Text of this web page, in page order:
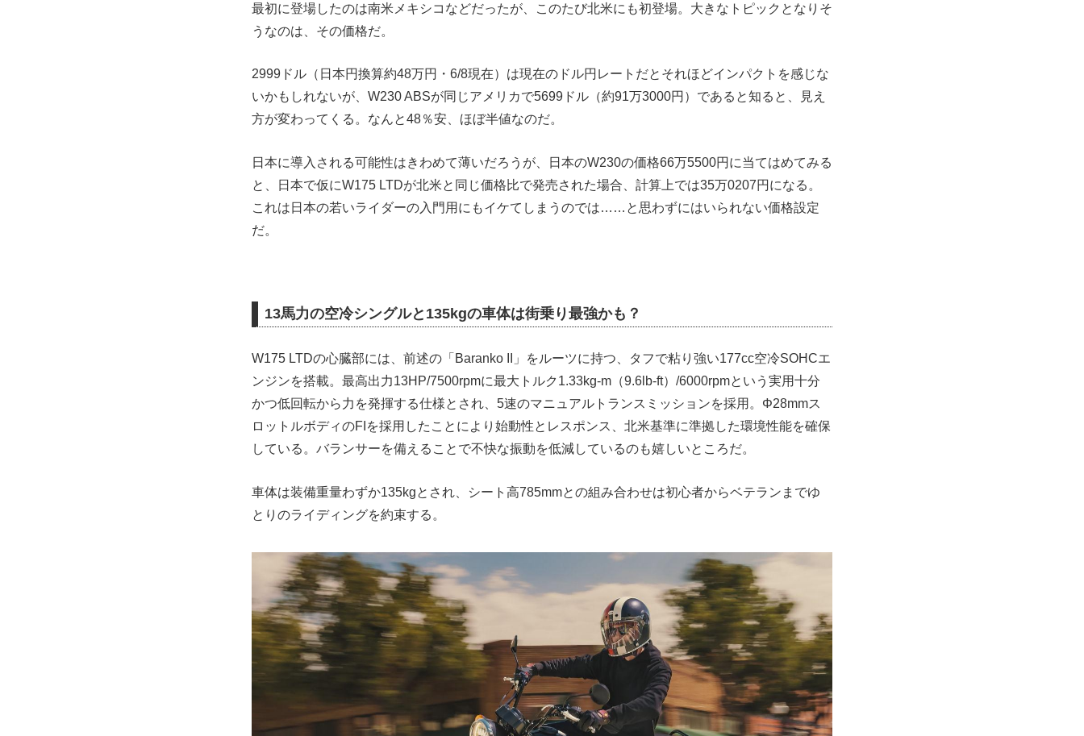
最初に登場したのは南米メキシコなどだったが、このたび北米にも初登場。大きなトピックとなりそ
うなのは、その価格だ。
2999ドル（日本円換算約48万円・6/8現在）は現在のドル円レートだとそれほどインパクトを感じな
いかもしれないが、W230 ABSが同じアメリカで5699ドル（約91万3000円）であると知ると、見え
方が変わってくる。なんと48％安、ほぼ半値なのだ。
日本に導入される可能性はきわめて薄いだろうが、日本のW230の価格66万5500円に当てはめてみる
と、日本で仮にW175 LTDが北米と同じ価格比で発売された場合、計算上では35万0207円になる。
これは日本の若いライダーの入門用にもイケてしまうのでは……と思わずにはいられない価格設定
だ。
13馬力の空冷シングルと135kgの車体は街乗り最強かも？
W175 LTDの心臓部には、前述の「Baranko II」をルーツに持つ、タフで粘り強い177cc空冷SOHCエ
ンジンを搭載。最高出力13HP/7500rpmに最大トルク1.33kg-m（9.6lb-ft）/6000rpmという実用十分
かつ低回転から力を発揮する仕様とされ、5速のマニュアルトランスミッションを採用。Φ28mmス
ロットルボディのFIを採用したことにより始動性とレスポンス、北米基準に準拠した環境性能を確保
している。バランサーを備えることで不快な振動を低減しているのも嬉しいところだ。
車体は装備重量わずか135kgとされ、シート高785mmとの組み合わせは初心者からベテランまでゆ
とりのライディングを約束する。